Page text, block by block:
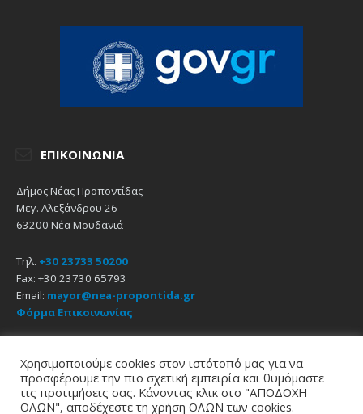
ΕΠΙΚΟΙΝΩΝΊΑ
Δήμος Νέας Προποντίδας
Μεγ. Αλεξάνδρου 26
63200 Νέα Μουδανιά
Τηλ. +30 23733 50200
Fax: +30 23730 65793
Email: mayor@nea-propontida.gr
Φόρμα Επικοινωνίας
EmailFacebookYouTube
Χρησιμοποιούμε cookies στον ιστότοπό μας για να
προσφέρουμε την πιο σχετική εμπειρία και θυμόμαστε
τις προτιμήσεις σας. Κάνοντας κλικ στο "ΑΠΟΔΟΧΗ
ΟΛΩΝ", αποδέχεστε τη χρήση ΟΛΩΝ των cookies.